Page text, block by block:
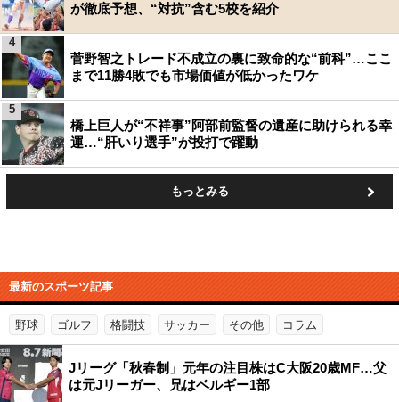
が徹底予想、“対抗”含む5校を紹介
菅野智之トレード不成立の裏に致命的な“前科”…ここ
まで11勝4敗でも市場価値が低かったワケ
4
橋上巨人が“不祥事”阿部前監督の遺産に助けられる幸
運…“肝いり選手”が投打で躍動
5
もっとみる
最新のスポーツ記事
野球 ゴルフ 格闘技 サッカー その他 コラム
Jリーグ「秋春制」元年の注目株はC大阪20歳MF…父
は元Jリーガー、兄はベルギー1部